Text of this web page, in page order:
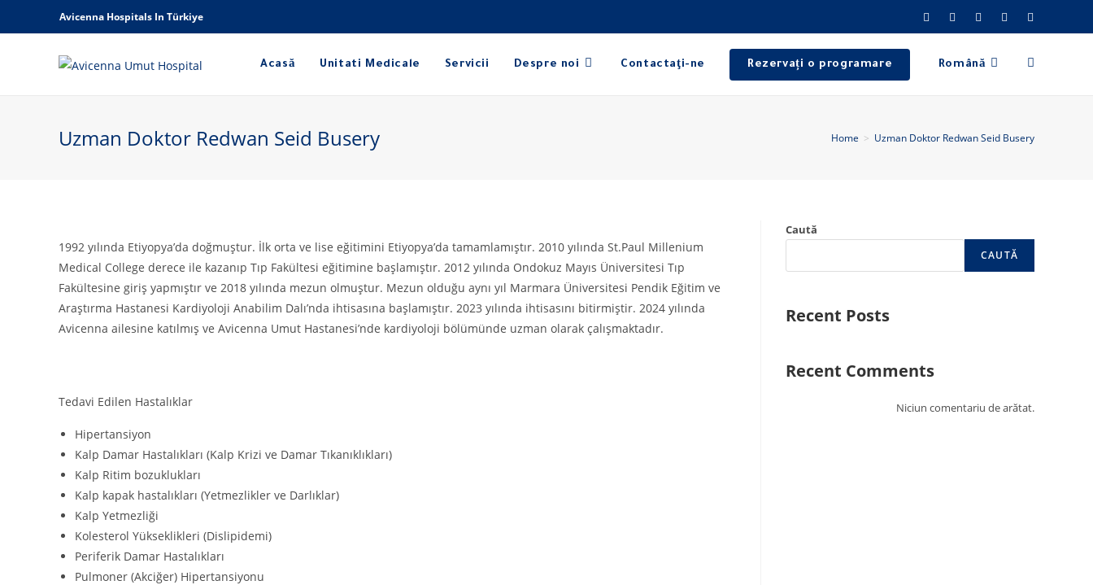
Avicenna Hospitals In Türkiye
Acasă Unitati Medicale Servicii Despre noi Contactaţi-ne Rezervați o programare Română
Uzman Doktor Redwan Seid Busery Home > Uzman Doktor Redwan Seid Busery
1992 yılında Etiyopya’da doğmuştur. İlk orta ve lise eğitimini Etiyopya’da tamamlamıştır. 2010 yılında St.Paul Millenium
Medical College derece ile kazanıp Tıp Fakültesi eğitimine başlamıştır. 2012 yılında Ondokuz Mayıs Üniversitesi Tıp
Fakültesine giriş yapmıştır ve 2018 yılında mezun olmuştur. Mezun olduğu aynı yıl Marmara Üniversitesi Pendik Eğitim ve
Araştırma Hastanesi Kardiyoloji Anabilim Dalı’nda ihtisasına başlamıştır. 2023 yılında ihtisasını bitirmiştir. 2024 yılında
Avicenna ailesine katılmış ve Avicenna Umut Hastanesi’nde kardiyoloji bölümünde uzman olarak çalışmaktadır.
Tedavi Edilen Hastalıklar
Hipertansiyon
Kalp Damar Hastalıkları (Kalp Krizi ve Damar Tıkanıklıkları)
Kalp Ritim bozuklukları
Kalp kapak hastalıkları (Yetmezlikler ve Darlıklar)
Kalp Yetmezliği
Kolesterol Yükseklikleri (Dislipidemi)
Periferik Damar Hastalıkları
Pulmoner (Akciğer) Hipertansiyonu
Caută
CAUTĂ
Recent Posts
Recent Comments
Niciun comentariu de arătat.